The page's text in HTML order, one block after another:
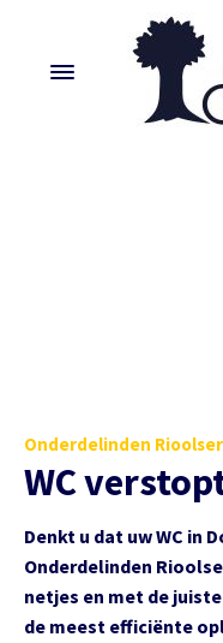
Onderdelinden
WC
Denkt u dat uw WC in
Onderdelinden
netjes en met de
de meest efficiënte